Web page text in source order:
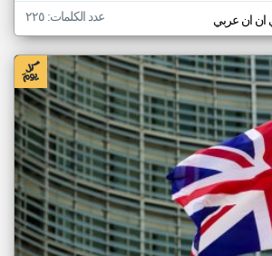
ان عربي عدد الكلمات: ٢٢٥